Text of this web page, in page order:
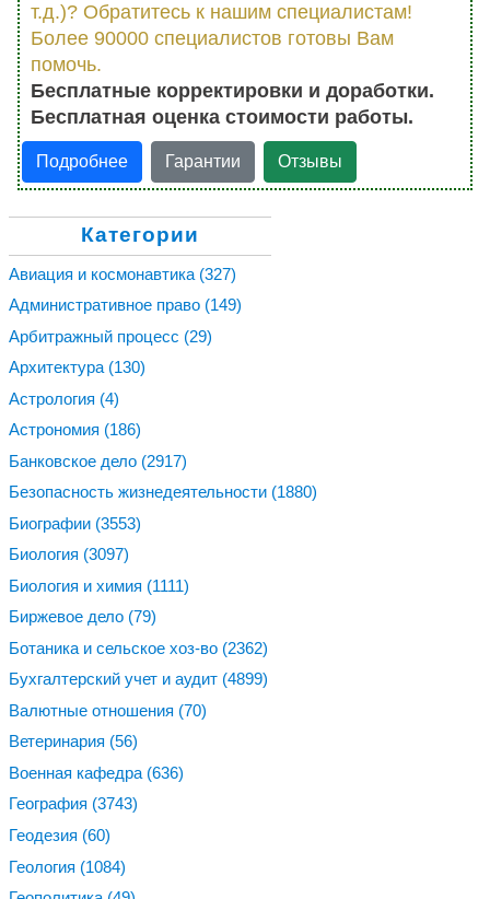
т.д.)? Обратитесь к нашим специалистам!
Более 90000 специалистов готовы Вам
помочь.
Бесплатные корректировки и доработки.
Бесплатная оценка стоимости работы.
Подробнее Гарантии Отзывы
Категории
Авиация и космонавтика (327)
Административное право (149)
Арбитражный процесс (29)
Архитектура (130)
Астрология (4)
Астрономия (186)
Банковское дело (2917)
Безопасность жизнедеятельности (1880)
Биографии (3553)
Биология (3097)
Биология и химия (1111)
Биржевое дело (79)
Ботаника и сельское хоз-во (2362)
Бухгалтерский учет и аудит (4899)
Валютные отношения (70)
Ветеринария (56)
Военная кафедра (636)
География (3743)
Геодезия (60)
Геология (1084)